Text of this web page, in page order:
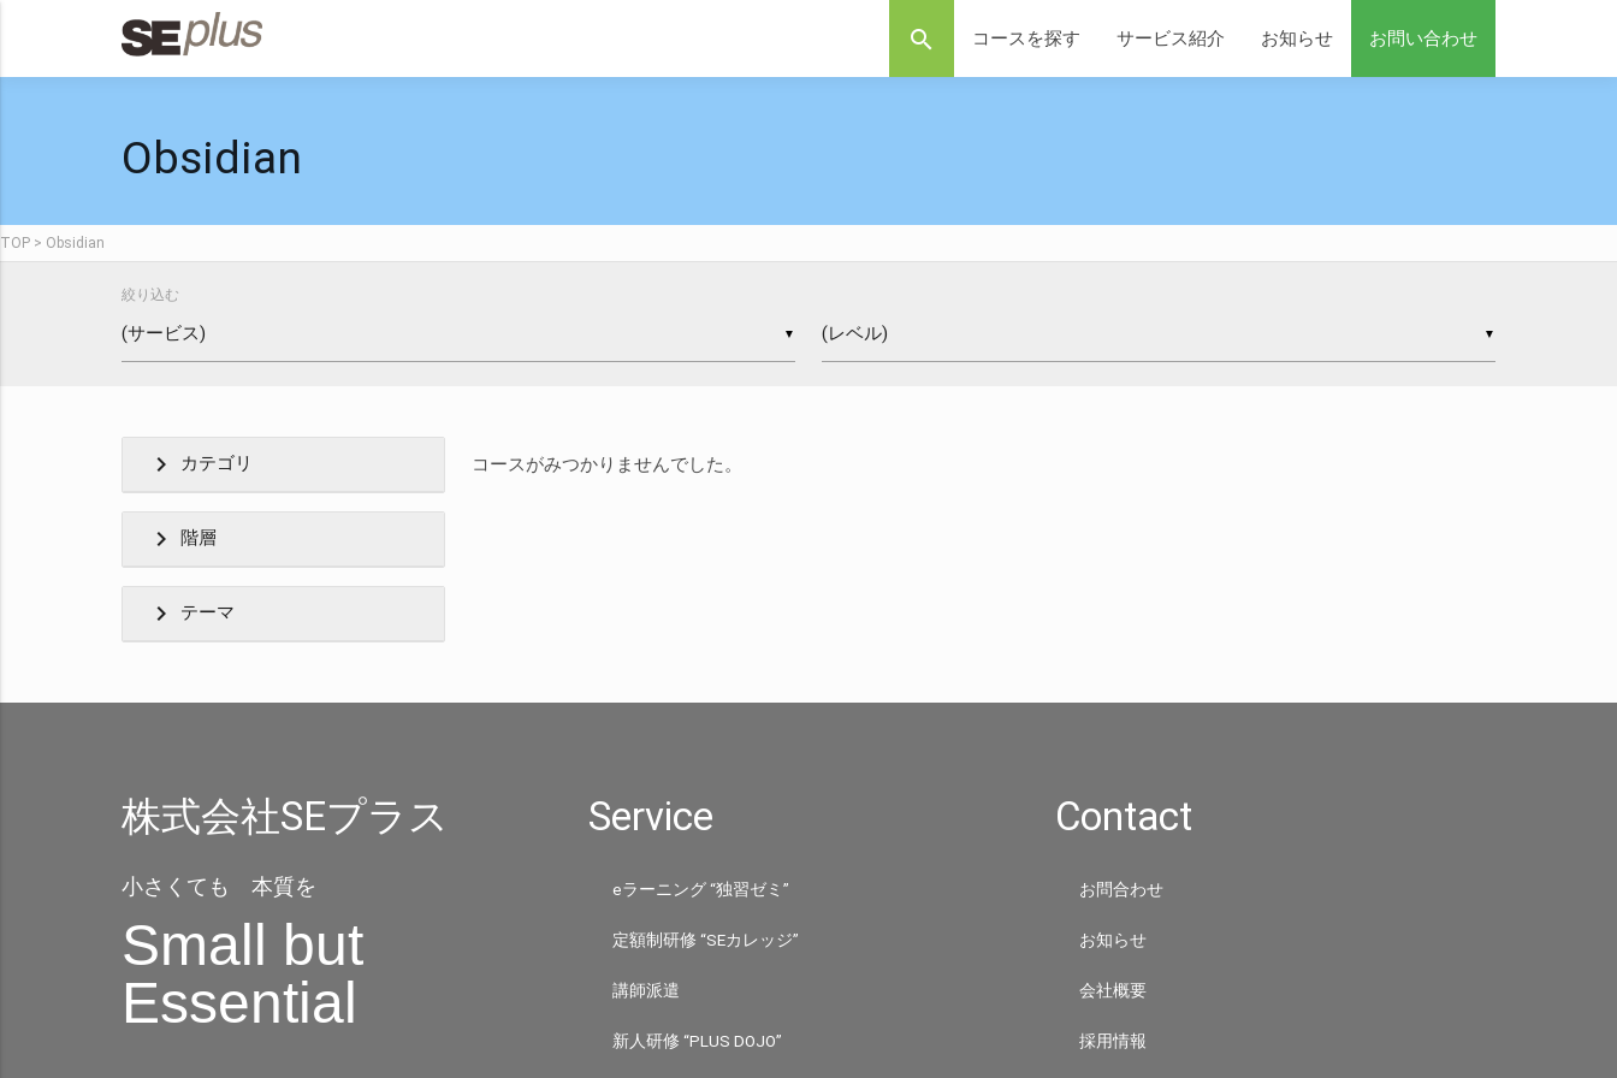
search コースを探す サービス紹介 お知らせ お問い合わせ
Obsidian
TOP Obsidian
絞り込む
▼ ▼
chevron_right カテゴリ
chevron_right 階層
chevron_right テーマ
コースがみつかりませんでした。
株式会社SEプラス
小さくても 本質を
Small but
Essential
Service
eラーニング “独習ゼミ”
定額制研修 “SEカレッジ”
講師派遣
新人研修 “PLUS DOJO”
Contact
お問合わせ
お知らせ
会社概要
採用情報